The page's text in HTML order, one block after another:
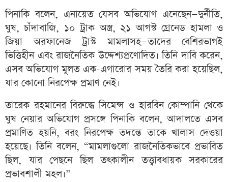
পিনাকি বলেন, এনায়েত যেসব অভিযোগ এনেছেন—দুর্নীতি,
ঘুষ, চাঁদাবাজি, ১০ ট্রাক অস্ত্র, ২১ আগস্ট গ্রেনেড হামলা ও
জিয়া অরফানেজ ট্রাস্ট মামলাসহ—তাদের বেশিরভাগই
ভিত্তিহীন এবং রাজনৈতিক উদ্দেশ্যপ্রণোদিত। তিনি দাবি করেন,
এসব অভিযোগ মূলত এক-এগারোর সময় তৈরি করা হয়েছিল,
যার কোনো নিরপেক্ষ প্রমাণ নেই।
তারেক রহমানের বিরুদ্ধে সিমেন্স ও হারবিন কোম্পানি থেকে
ঘুষ নেয়ার অভিযোগ প্রসঙ্গে পিনাকি বলেন, আদালতে এসব
প্রমাণিত হয়নি, বরং নিরপেক্ষ তদন্তে তাকে খালাস দেওয়া
হয়েছে। তিনি বলেন, “মামলাগুলো রাজনৈতিকভাবে প্রভাবিত
ছিল, যার পেছনে ছিল তৎকালীন তত্ত্বাবধায়ক সরকারের
প্রভাবশালী মহল।”